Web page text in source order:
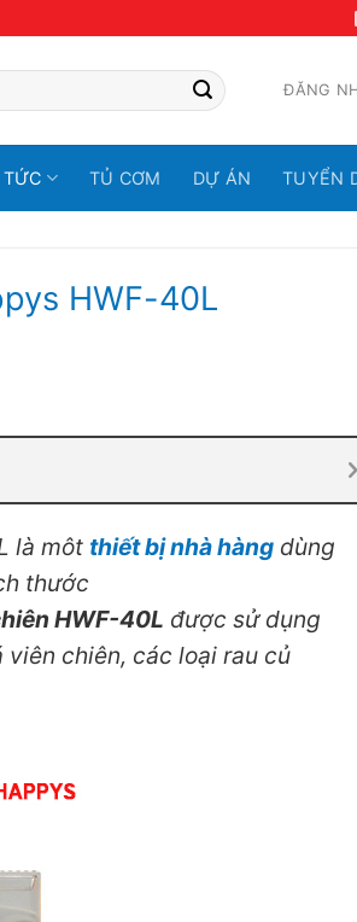
ĐĂNG
TỦ CƠM DỰ ÁN TUYỂN
HWF-40L
là môt thiết bị nhà hàng dùng
thước
HWF-40L được sử dụng
chiên​, các loại rau củ